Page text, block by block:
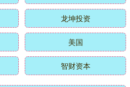
龙坤投资
美国
智财资本